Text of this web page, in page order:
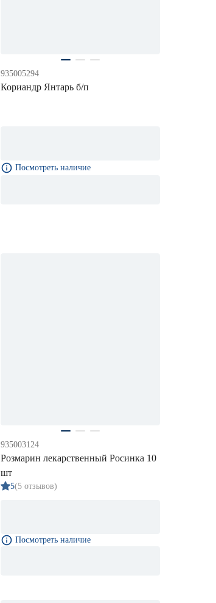
935005294
Кориандр Янтарь б/п
Посмотреть наличие
935003124
Розмарин лекарственный Росинка 10
шт
5(5 отзывов)
Посмотреть наличие